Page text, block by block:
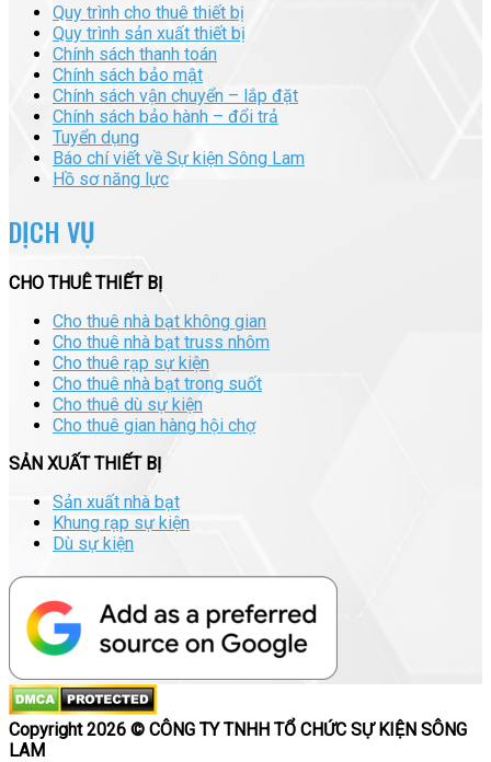
Quy trình cho thuê thiết bị
Quy trình sản xuất thiết bị
Chính sách thanh toán
Chính sách bảo mật
Chính sách vận chuyển – lắp đặt
Chính sách bảo hành – đổi trả
Tuyển dụng
Báo chí viết về Sự kiện Sông Lam
Hồ sơ năng lực
DỊCH VỤ
CHO THUÊ THIẾT BỊ
Cho thuê nhà bạt không gian
Cho thuê nhà bạt truss nhôm
Cho thuê rạp sự kiện
Cho thuê nhà bạt trong suốt
Cho thuê dù sự kiện
Cho thuê gian hàng hội chợ
SẢN XUẤT THIẾT BỊ
Sản xuất nhà bạt
Khung rạp sự kiện
Dù sự kiện
Copyright 2026 © CÔNG TY TNHH TỔ CHỨC SỰ KIỆN SÔNG
LAM